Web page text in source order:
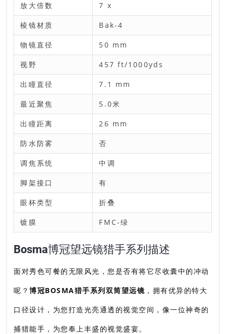
放大倍数 7 x
棱镜材质 Bak-4
物镜直径 50 mm
视野 457 ft/1000yds
出瞳直径 7.1 mm
最近聚焦 5.0米
出瞳距离 26 mm
防水防雾 否
调焦系统 中调
脚架接口 有
眼杯类型 折叠
镀膜 FMC-绿
Bosma博冠望远镜猎手系列描述
面对秀色可餐的无限风光，您是否有将它尽收囊中的冲动
呢？博冠BOSMA猎手系列双筒望远镜 ，拥有优异的特大
口径设计，为您打造光亮通透的视觉空间，像一位神奇的
捕猎能手，为您奉上丰盛的视觉盛宴。